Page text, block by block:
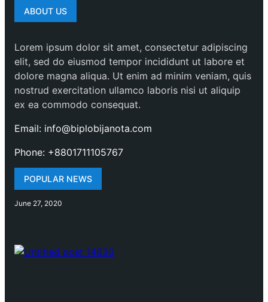
ABOUT US
Lorem ipsum dolor sit amet, consectetur adipiscing
elit, sed do eiusmod tempor incididunt ut labore et
dolore magna aliqua. Ut enim ad minim veniam, quis
nostrud exercitation ullamco laboris nisi ut aliquip
ex ea commodo consequat.
Email: info@biplobijanota.com
Phone: +8801711105767
POPULAR NEWS
June 27, 2020